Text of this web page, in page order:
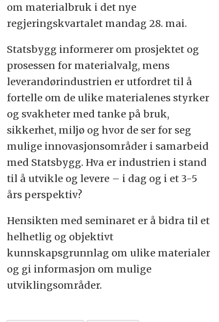
om materialbruk i det nye
regjeringskvartalet mandag 28. mai.
Statsbygg informerer om prosjektet og
prosessen for materialvalg, mens
leverandørindustrien er utfordret til å
fortelle om de ulike materialenes styrker
og svakheter med tanke på bruk,
sikkerhet, miljø og hvor de ser for seg
mulige innovasjonsområder i samarbeid
med Statsbygg. Hva er industrien i stand
til å utvikle og levere – i dag og i et 3-5
års perspektiv?
Hensikten med seminaret er å bidra til et
helhetlig og objektivt
kunnskapsgrunnlag om ulike materialer
og gi informasjon om mulige
utviklingsområder.